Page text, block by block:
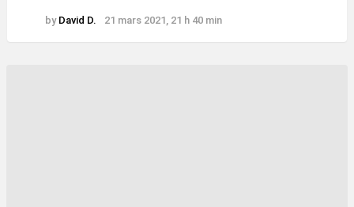
by David D. 21 mars 2021, 21 h 40 min